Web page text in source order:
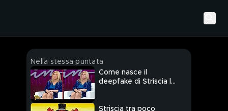
Nella stessa puntata
Come nasce il
deepfake di Striscia la
Striscia tra poco